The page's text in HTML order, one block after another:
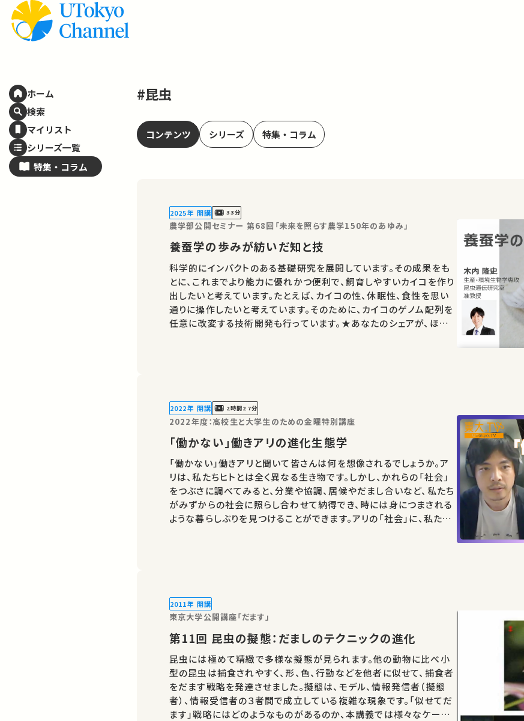
ホーム
検索
マイリスト
シリーズ一覧
特集・ コラム
#昆虫
コンテンツ シリーズ 特集・コラム
2025年 開講 33分
農学部公開セミナー 第68回「未来を照らす農学150年のあゆみ」
養蚕学の歩みが紡いだ知と技
科学的にインパクトのある基礎研究を展開しています。その成果をも
とに、これまでより能力に優れかつ便利で、飼育しやすいカイコを作り
出したいと考えています。たとえば、カイコの性、休眠性、食性を思い
通りに操作したいと考えています。そのために、カイコのゲノム配列を
任意に改変する技術開発も行っています。★あなたのシェアが、ほか
2022年 開講 2時間27分
2022年度：高校生と大学生のための金曜特別講座
「働かない」働きアリの進化生態学
「働かない」働きアリと聞いて皆さんは何を想像されるでしょうか。ア
リは、私たちヒトとは全く異なる生き物です。しかし、かれらの「社会」
をつぶさに調べてみると、分業や協調、居候やだまし合いなど、私たち
がみずからの社会に照らし合わせて納得でき、時には身につまされる
ような暮らしぶりを見つけることができます。アリの「社会」に、私たち
2011年 開講
東京大学公開講座「だます」
第11回 昆虫の擬態：だましのテクニックの進化
昆虫には極めて精緻で多様な擬態が見られます。他の動物に比べ小
型の昆虫は捕食されやすく、形、色、行動などを他者に似せて、捕食者
をだます戦略を発達させました。擬態は、モデル、情報発信者（擬態
者）、情報受信者の３者間で成立している複雑な現象です。「似せてだ
ます」戦略にはどのようなものがあるのか、本講義では様々なケース